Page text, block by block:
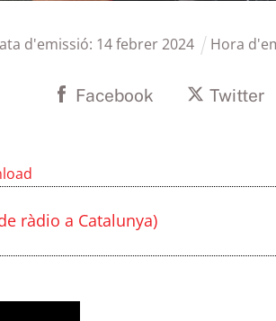
d'emissió: 14 febrer 2024 Hora
Facebook Twitter
ràdio a Catalunya)